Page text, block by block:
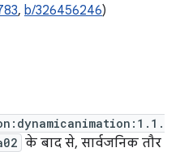
, b/326456246)
के बाद से, सार्वजनिक तौर